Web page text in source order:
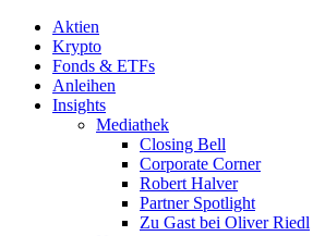
Aktien
Krypto
Fonds & ETFs
Anleihen
Insights
Mediathek
Closing Bell
Corporate Corner
Robert Halver
Partner Spotlight
Zu Gast bei Oliver Riedl